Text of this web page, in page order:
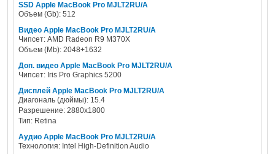
SSD Apple MacBook Pro MJLT2RU/A
Объем (Gb): 512
Видео Apple MacBook Pro MJLT2RU/A
Чипсет: AMD Radeon R9 M370X
Объем (Mb): 2048+1632
Доп. видео Apple MacBook Pro MJLT2RU/A
Чипсет: Iris Pro Graphics 5200
Дисплей Apple MacBook Pro MJLT2RU/A
Диагональ (дюймы): 15.4
Разрешение: 2880x1800
Тип: Retina
Аудио Apple MacBook Pro MJLT2RU/A
Технология: Intel High-Definition Audio